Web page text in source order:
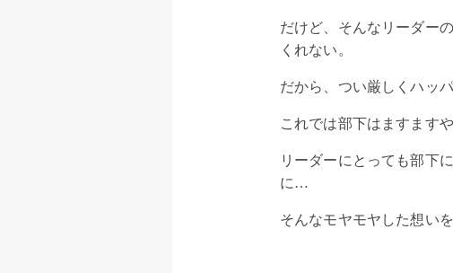
だけど、そんなリーダー
くれない。
だから、つい厳しくハッ
これでは部下はますます
リーダーにとっても部下
に…
そんなモヤモヤした想い